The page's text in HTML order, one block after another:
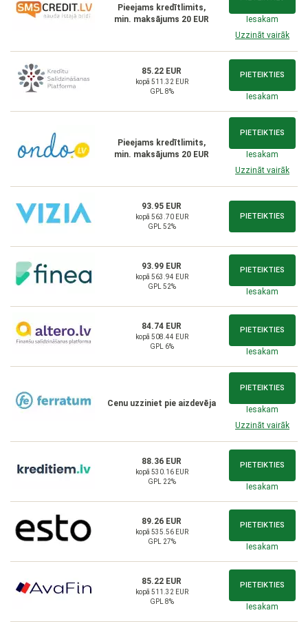
Pieejams kredītlimits,
min. maksājums 20 EUR
Iesakam
Uzzināt vairāk
85.22 EUR
kopā 511.32 EUR
GPL 8%
PIETEIKTIES
Iesakam
Pieejams kredītlimits,
min. maksājums 20 EUR
PIETEIKTIES
Iesakam
Uzzināt vairāk
93.95 EUR
kopā 563.70 EUR
GPL 52%
PIETEIKTIES
93.99 EUR
kopā 563.94 EUR
GPL 52%
PIETEIKTIES
Iesakam
84.74 EUR
kopā 508.44 EUR
GPL 6%
PIETEIKTIES
Iesakam
Cenu uzziniet pie aizdevēja
PIETEIKTIES
Iesakam
Uzzināt vairāk
88.36 EUR
kopā 530.16 EUR
GPL 22%
PIETEIKTIES
Iesakam
89.26 EUR
kopā 535.56 EUR
GPL 27%
PIETEIKTIES
Iesakam
85.22 EUR
kopā 511.32 EUR
GPL 8%
PIETEIKTIES
Iesakam